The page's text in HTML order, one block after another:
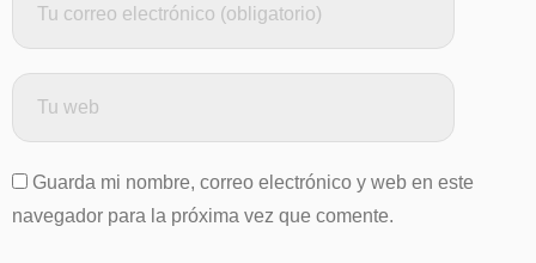
Guarda mi nombre, correo electrónico y web en este
navegador para la próxima vez que comente.